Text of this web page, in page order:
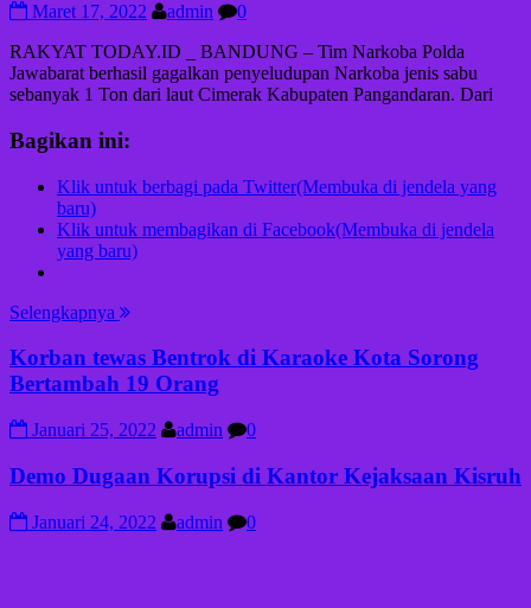
Maret 17, 2022 admin
0
RAKYAT TODAY.ID _ BANDUNG – Tim Narkoba Polda
Jawabarat berhasil gagalkan penyeludupan Narkoba jenis sabu
sebanyak 1 Ton dari laut Cimerak Kabupaten Pangandaran. Dari
Bagikan ini:
Klik untuk berbagi pada Twitter(Membuka di jendela yang
baru)
Klik untuk membagikan di Facebook(Membuka di jendela
yang baru)
Selengkapnya
Korban tewas Bentrok di Karaoke Kota Sorong
Bertambah 19 Orang
Januari 25, 2022 admin 0
Demo Dugaan Korupsi di Kantor Kejaksaan Kisruh
Januari 24, 2022 admin 0